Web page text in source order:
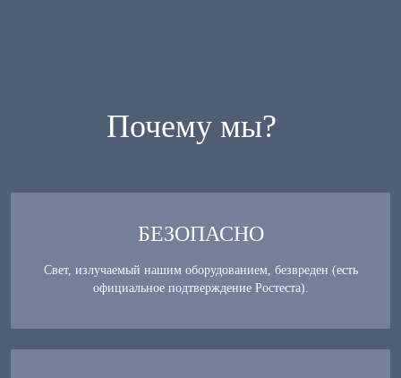
Почему мы?
БЕЗОПАСНО
Свет, излучаемый нашим оборудованием, безвреден (есть
официальное подтверждение Ростеста).